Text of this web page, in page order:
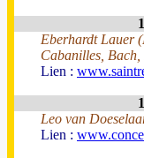
Eberhardt Lauer
Cabanilles,
Lien :
Leo van
Lien :